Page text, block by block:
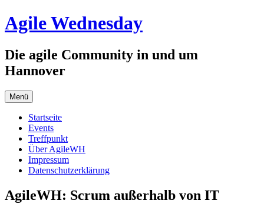
Zum
Inhalt
Agile Wednesday
Die agile Community in und um
Hannover
Menü
Startseite
Events
Treffpunkt
Über AgileWH
Impressum
Datenschutzerklärung
AgileWH: Scrum außerhalb von IT